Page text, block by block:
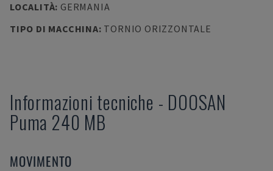
LOCALITÀ: GERMANIA
TIPO DI MACCHINA: TORNIO ORIZZONTALE
Informazioni tecniche - DOOSAN
Puma 240 MB
MOVIMENTO